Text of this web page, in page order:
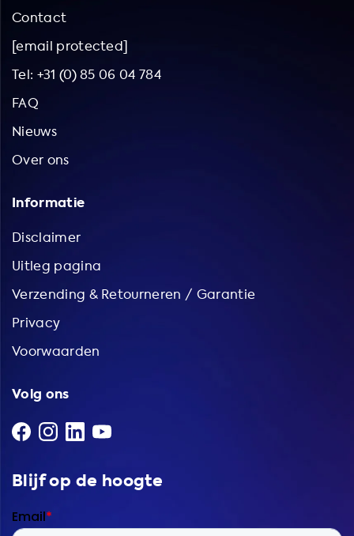
Contact
[email protected]
Tel: +31 (0) 85 06 04 784
FAQ
Nieuws
Over ons
Informatie
Disclaimer
Uitleg pagina
Verzending & Retourneren / Garantie
Privacy
Voorwaarden
Volg ons
Blijf op de hoogte